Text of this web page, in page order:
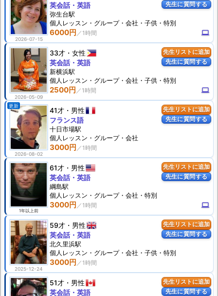
先生に質問する
2026-07-15
6000円 computer
英会話・英語
弥生台駅
個人 レッスン ・グループ・会社・子供・特別
先生リストに追加
先生に質問する
2026-05-09
33才 女性
2500円 computer
英会話・英語
新横浜駅
個人 レッスン ・グループ・会社・子供・特別
先生リストに追加
先生に質問する
更新
2026-08-02
41才 男性
3000円
フランス語
十日市場駅
個人 レッスン ・グループ・会社
先生リストに追加
先生に質問する
1年以上前
61才 男性
3000円 computer
英会話・英語
綱島駅
個人 レッスン ・グループ・会社・特別
先生リストに追加
先生に質問する
2025-12-24
59才 男性
3000円
英会話・英語
北久里浜駅
個人 レッスン ・グループ・会社・子供・特別
先生リストに追加
先生に質問する
51才 男性
英会話・英語